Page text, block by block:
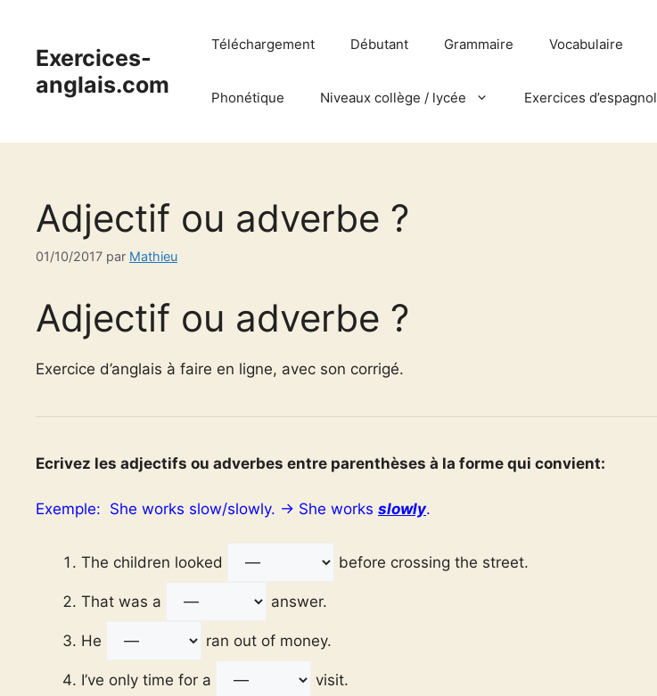
contenuExercices-
anglais.com
Téléchargement Débutant Grammaire Vocabulaire
Phonétique Niveaux collège / lycée Exercices d’espagnol
Adjectif ou adverbe ?
01/10/2017 par Mathieu
Adjectif ou adverbe ?
Exercice d’anglais à faire en ligne, avec son corrigé.
Ecrivez les adjectifs ou adverbes entre parenthèses à la forme qui convient:
Exemple: She works slow/slowly. → She works slowly.
The children looked before crossing the street.
That was a answer.
He ran out of money.
I’ve only time for a visit.